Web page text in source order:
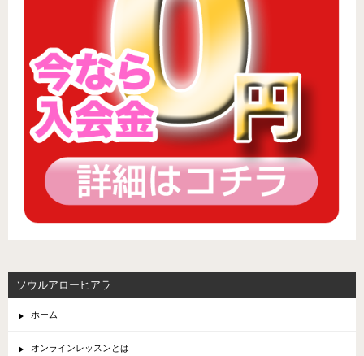
ソウルアローヒアラ
ホーム
オンラインレッスンとは